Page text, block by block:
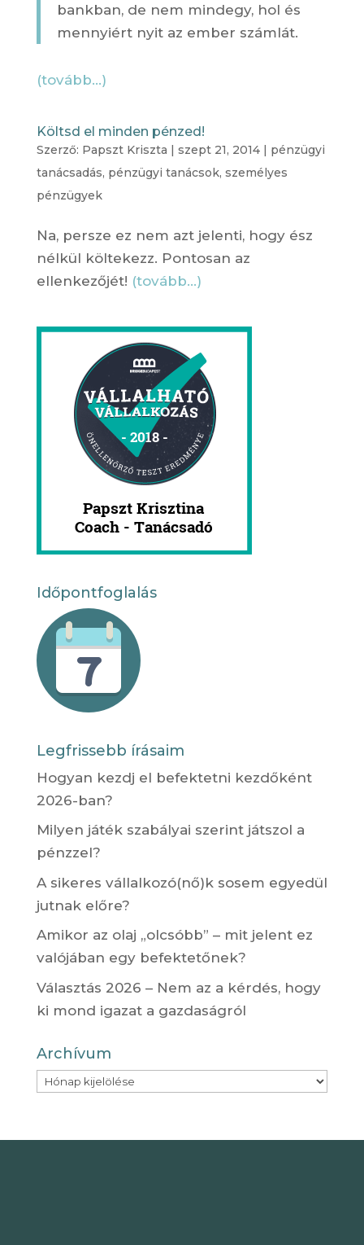
bankban, de nem mindegy, hol és
mennyiért nyit az ember számlát.
(tovább…)
Költsd el minden pénzed!
Szerző: Papszt Kriszta | szept 21, 2014| pénzügyi
tanácsadás, pénzügyi tanácsok, személyes
pénzügyek
Na, persze ez nem azt jelenti, hogy ész
nélkül költekezz. Pontosan az
ellenkezőjét! (tovább…)
Időpontfoglalás
Legfrissebb írásaim
Hogyan kezdj el befektetni kezdőként
2026-ban?
Milyen játék szabályai szerint játszol a
pénzzel?
A sikeres vállalkozó(nő)k sosem egyedül
jutnak előre?
Amikor az olaj „olcsóbb” – mit jelent ez
valójában egy befektetőnek?
Választás 2026 – Nem az a kérdés, hogy
ki mond igazat a gazdaságról
Archívum
Archívum